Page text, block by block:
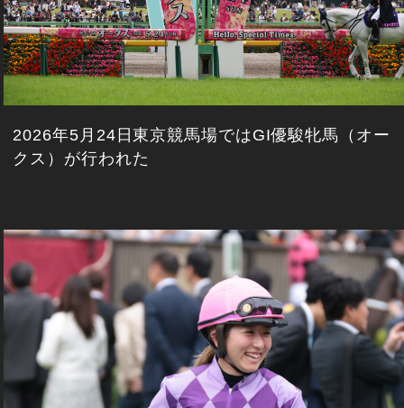
2026年5月24日東京競馬場ではGI優駿牝馬（オー
クス）が行われた